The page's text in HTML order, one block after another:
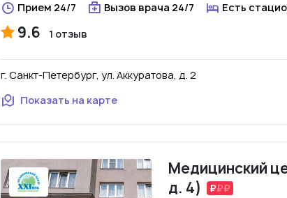
Прием 24/7
Вызов врача 24/7 Есть
9.6 1 отзыв
г. Санкт-Петербург, ул. Аккуратова, д. 2
Показать на карте
Медицинский
д. 4)